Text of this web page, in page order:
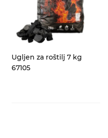
Ugljen za roštilj 7 kg
67105